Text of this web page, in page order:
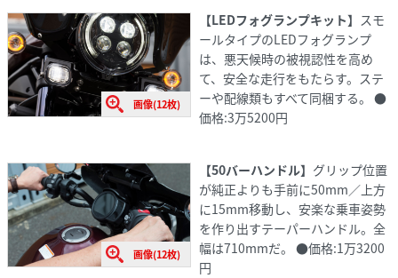
画像(12枚)
【LEDフォグランプキット】 スモ
ールタイプのLEDフォグランプ
は、悪天候時の被視認性を高め
て、安全な走行をもたらす。ステ
ーや配線類もすべて同梱する。 ●
価格:3万5200円
画像(12枚)
【50バーハンドル】 グリップ位置
が純正よりも手前に50mm／上方
に15mm移動し、安楽な乗車姿勢
を作り出すテーパーハンドル。全
幅は710mmだ。 ●価格:1万3200
円